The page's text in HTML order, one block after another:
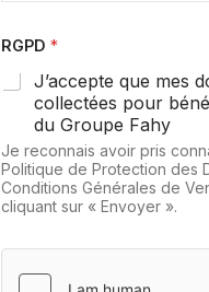
RGPD*
J’accepte que mes
collectées pour
du Groupe Fahy
Je reconnais avoir pris
Politique de Protection des
Conditions Générales de
cliquant sur « Envoyer ».